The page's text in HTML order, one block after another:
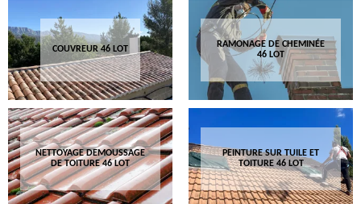
COUVREUR 46 LOT
RAMONAGE DE CHEMINÉE
46 LOT
NETTOYAGE DEMOUSSAGE
DE TOITURE 46 LOT
PEINTURE SUR TUILE ET
TOITURE 46 LOT